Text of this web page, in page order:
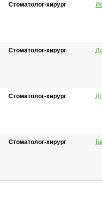
Стоматолог-хирург
Стоматолог-хирург
Стоматолог-хирург
Стоматолог-хирург